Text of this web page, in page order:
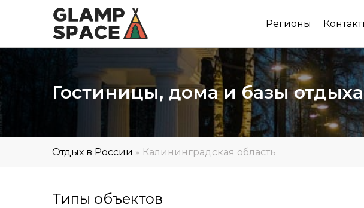
Регионы
Гостиницы, дома и базы
Отдых в России » Калининградская область
Типы объектов